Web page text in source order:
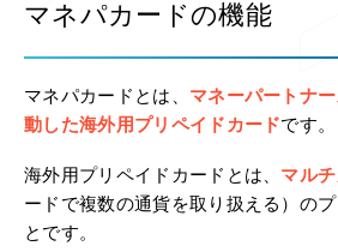
マネパカードの機能
マネパカードとは、 マネーパートナ
動した海外用プリペイドカードです。
海外用プリペイドカードとは、 マル
ードで複数の通貨を取り扱える）の
とです。